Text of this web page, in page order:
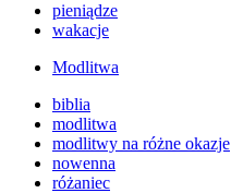
pieniądze
wakacje
Modlitwa
biblia
modlitwa
modlitwy na różne okazje
nowenna
różaniec